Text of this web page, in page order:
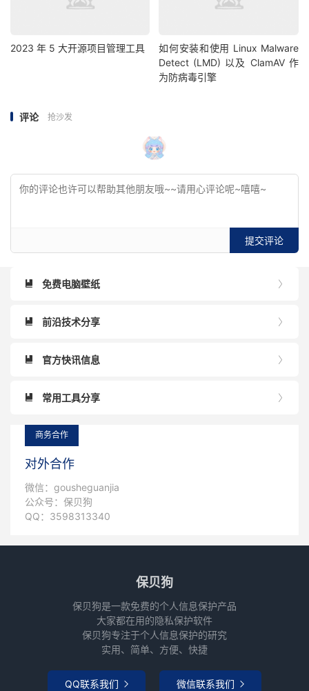
2023 年 5 大开源项目管理工具
如何安装和使用 Linux Malware
Detect (LMD) 以及 ClamAV 作
为防病毒引擎
评论 抢沙发
提交评论

 免费电脑壁纸

 前沿技术分享

 官方快讯信息

 常用工具分享
商务合作
对外合作
微信：gousheguanjia
公众号：保贝狗
QQ：3598313340
保贝狗
保贝狗是一款免费的个人信息保护产品
大家都在用的隐私保护软件
保贝狗专注于个人信息保护的研究
实用、简单、方便、快捷
QQ联系我们  微信联系我们 